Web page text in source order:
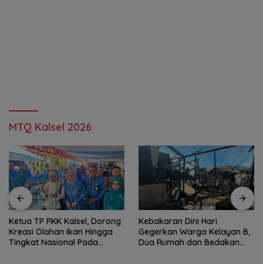
MTQ Kalsel 2026
Ketua TP PKK Kalsel, Dorong
Kreasi Olahan Ikan Hingga
Tingkat Nasional Pada
Kebakaran Dini Hari
Gegerkan Warga Kelayan B,
Dua Rumah dan Bedakan